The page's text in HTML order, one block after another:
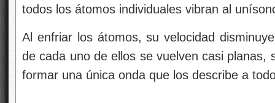
todos los átomos individuales vibran al
Al enfriar los átomos, su velocidad
de cada uno de ellos se vuelven casi planas,
formar una única onda que los describe a